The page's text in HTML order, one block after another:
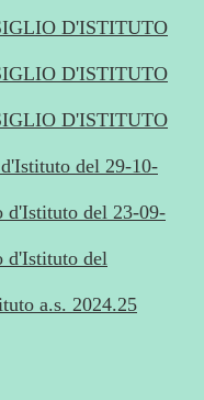
D'ISTITUTO
D'ISTITUTO
D'ISTITUTO
del 29-10-
d'Istituto del 23-09-
d'Istituto del
a.s. 2024.25